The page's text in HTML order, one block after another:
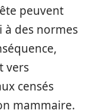
peuvent
à des normes
vers
censés
mammaire.